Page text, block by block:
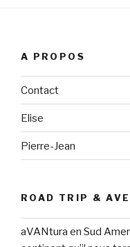
A PROPOS
Contact
Elise
Pierre-Jean
ROAD TRIP &
aVANtura en Sud